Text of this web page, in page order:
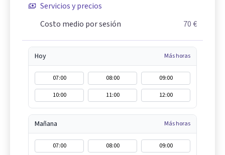
Servicios y precios
Costo medio por sesión
70 €
Hoy Más horas
07:00 08:00
09:00
10:00
11:00 12:00
Mañana Más horas
07:00 08:00
09:00